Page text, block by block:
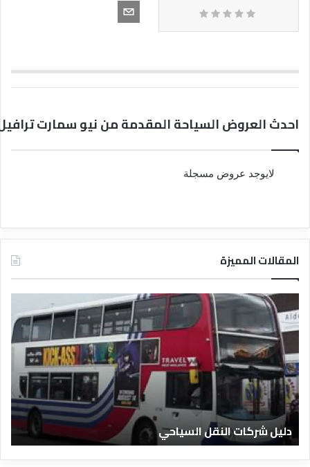
احدث العروض السياحة المقدمة من نيو سمارت
لايوجد عروض مسجلة
المقالات المميزة
ل
ي
ش
ر
ك
ا
ت
ل
ن
دليل شركات النقل السياحي
ا